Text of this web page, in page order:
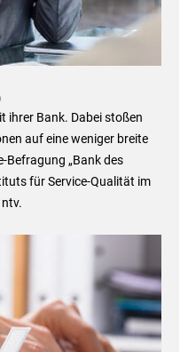
ihrer Bank. Dabei stoßen
auf eine weniger breite
Befragung „Bank des
für Service-Qualität im